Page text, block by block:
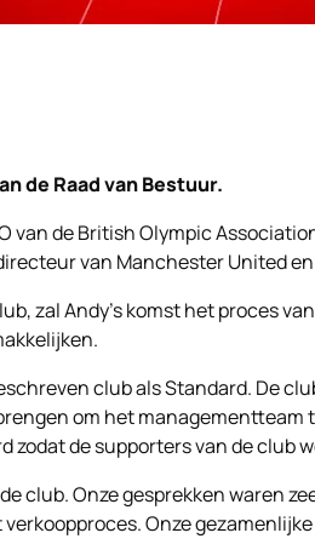
de Raad van Bestuur.
de British Olympic
van Manchester United
zal Andy's komst het proces
club als Standard. De
om het
de supporters van de club
club. Onze gesprekken waren
Onze